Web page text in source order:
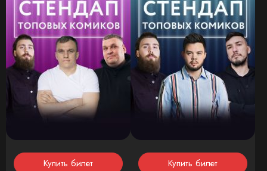
Купить билет Купить билет